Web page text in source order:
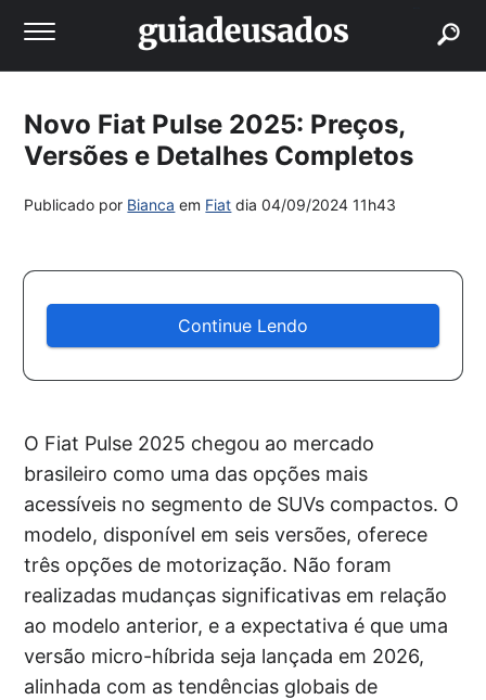
Novo Fiat Pulse 2025: Preços,
Versões e Detalhes Completos
Publicado por Bianca em Fiat dia04/09/2024 11h43
Continue Lendo
O Fiat Pulse 2025 chegou ao mercado
brasileiro como uma das opções mais
acessíveis no segmento de SUVs compactos. O
modelo, disponível em seis versões, oferece
três opções de motorização. Não foram
realizadas mudanças significativas em relação
ao modelo anterior, e a expectativa é que uma
versão micro-híbrida seja lançada em 2026,
alinhada com as tendências globais de